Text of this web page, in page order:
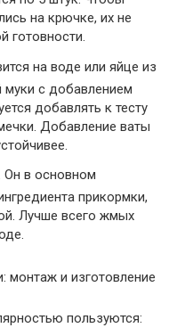
на крючке, их не
готовности.
на воде или яйце из
с добавлением
добавлять к тесту
Добавление ваты
в основном
прикормки,
Лучше всего жмых
пользуются: